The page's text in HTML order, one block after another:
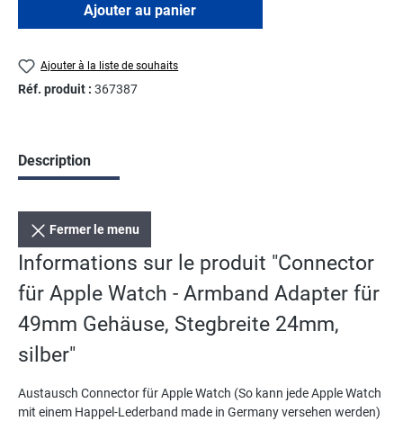
Ajouter au panier
Ajouter à la liste de souhaits
Réf. produit : 367387
Description
Fermer le menu
Informations sur le produit "Connector
für Apple Watch - Armband Adapter für
49mm Gehäuse, Stegbreite 24mm,
silber"
Austausch Connector für Apple Watch (So kann jede Apple Watch
mit einem Happel-Lederband made in Germany versehen werden)